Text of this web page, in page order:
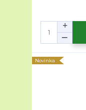
Novinka